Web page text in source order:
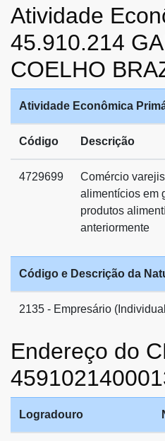
Atividade
45.910.214
COELHO
Atividade Econômica
Código Descrição
4729699
Comércio
alimentícios em
produtos
anteriormente
Código e Descrição da
2135 - Empresário
Endereço do
Logradouro